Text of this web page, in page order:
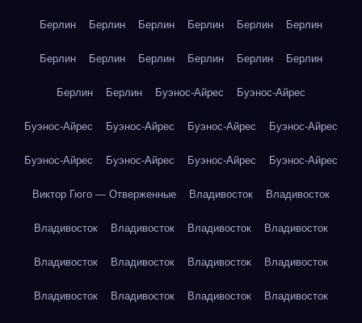
Берлин Берлин Берлин Берлин Берлин Берлин
Берлин Берлин Берлин Берлин Берлин Берлин
Берлин Берлин Буэнос-Айрес Буэнос-Айрес
Буэнос-Айрес Буэнос-Айрес Буэнос-Айрес Буэнос-Айрес
Буэнос-Айрес Буэнос-Айрес Буэнос-Айрес Буэнос-Айрес
Виктор Гюго — Отверженные Владивосток Владивосток
Владивосток Владивосток Владивосток Владивосток
Владивосток Владивосток Владивосток Владивосток
Владивосток Владивосток Владивосток Владивосток